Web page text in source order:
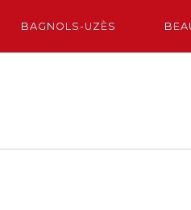
BAGNOLS-UZÈS